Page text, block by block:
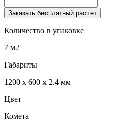
Заказать бесплатный расчет
Количество в упаковке
7 м2
Габариты
1200 x 600 x 2.4 мм
Цвет
Комета